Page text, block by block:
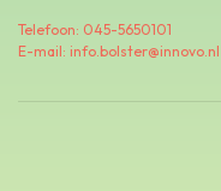
Telefoon: 045-5650101
E-mail: info.bolster@innovo.nl